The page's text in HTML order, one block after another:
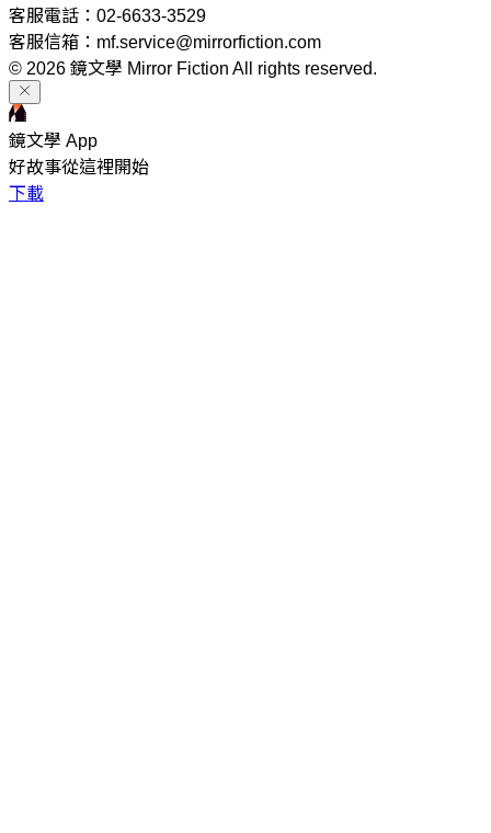
客服電話：02-6633-3529
客服信箱：mf.service@mirrorfiction.com
© 2026 鏡文學 Mirror Fiction All rights reserved.
鏡文學 App
好故事從這裡開始
下載